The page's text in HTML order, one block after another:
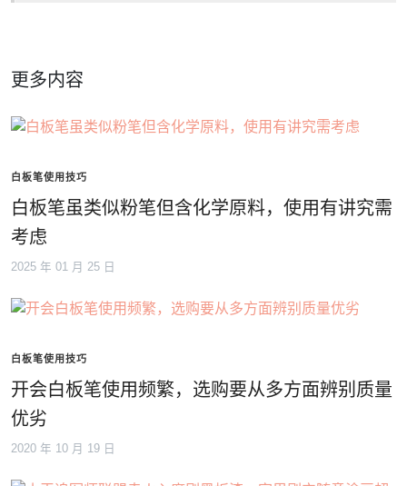
更多内容
白板笔使用技巧
白板笔虽类似粉笔但含化学原料，使用有讲究需
考虑
2025 年 01 月 25 日
白板笔使用技巧
开会白板笔使用频繁，选购要从多方面辨别质量
优劣
2020 年 10 月 19 日